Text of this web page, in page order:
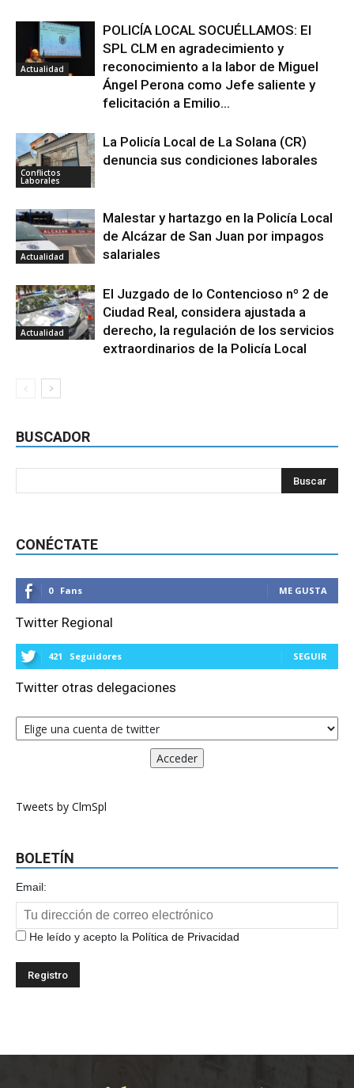
Actualidad
POLICÍA LOCAL SOCUÉLLAMOS: El
SPL CLM en agradecimiento y
reconocimiento a la labor de Miguel
Ángel Perona como Jefe saliente y
felicitación a Emilio...
Conflictos
Laborales
La Policía Local de La Solana (CR)
denuncia sus condiciones laborales
Actualidad
Malestar y hartazgo en la Policía Local
de Alcázar de San Juan por impagos
salariales
Actualidad
El Juzgado de lo Contencioso nº 2 de
Ciudad Real, considera ajustada a
derecho, la regulación de los servicios
extraordinarios de la Policía Local
BUSCADOR
CONÉCTATE
0 Fans ME GUSTA
Twitter Regional
421 Seguidores SEGUIR
Twitter otras delegaciones
Tweets by ClmSpl
BOLETÍN
Email:
He leído y acepto la Política de Privacidad